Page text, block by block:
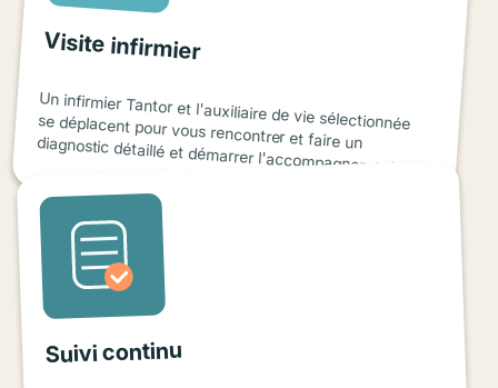
Visite infirmier
Un infirmier Tantor et l'auxiliaire de vie sélectionnée
se déplacent pour vous rencontrer et faire un diagnostic détaillé et démarrer l'accompagnement.
Suivi continu